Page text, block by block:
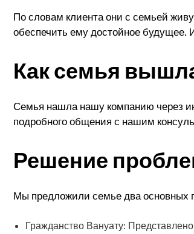
По словам клиента они с семьей
обеспечить ему достойное будущее.
Как семья
Семья нашла нашу компанию через
подробного общения с нашим
Решение
Мы предложили семье два основных
Гражданство Вануату: